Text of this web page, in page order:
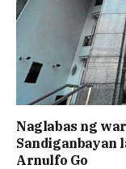
Naglabas ng
Sandiganbayan
Arnulfo Go